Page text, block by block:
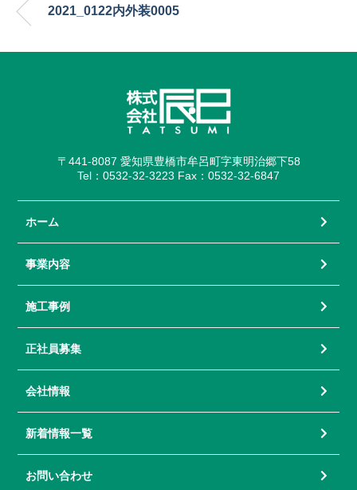
2021_0122内外装0005
〒441-8087 愛知県豊橋市牟呂町字東明治郷下58
Tel：0532-32-3223 Fax：0532-32-6847
ホーム
事業内容
施工事例
正社員募集
会社情報
新着情報一覧
お問い合わせ